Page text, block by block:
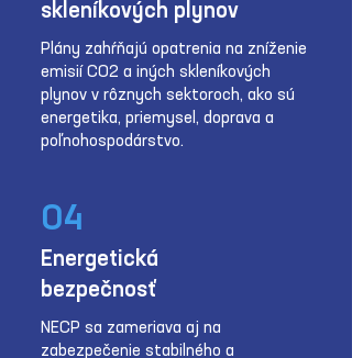
skleníkových plynov
Plány zahŕňajú opatrenia na zníženie
emisií CO2 a iných skleníkových
plynov v rôznych sektoroch, ako sú
energetika, priemysel, doprava a
poľnohospodárstvo.
04
Energetická
bezpečnosť
NECP sa zameriava aj na
zabezpečenie stabilného a